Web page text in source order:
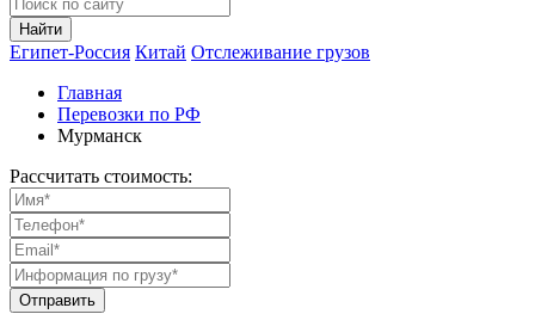
Найти
Египет-Россия Китай Отслеживание грузов
Главная
Перевозки по РФ
Мурманск
Рассчитать стоимость:
Отправить